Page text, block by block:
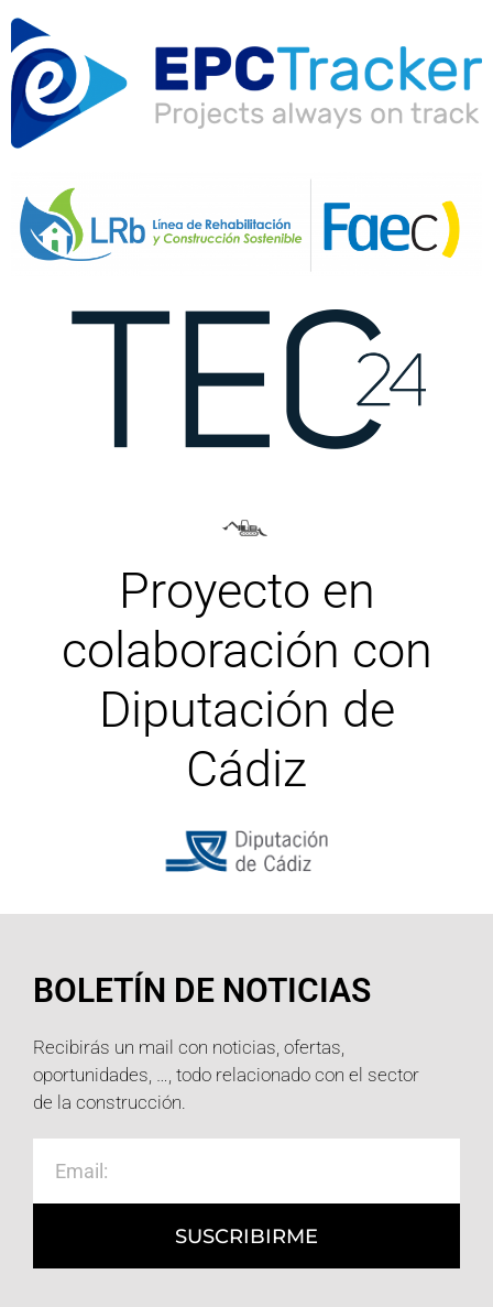
Proyecto en
colaboración con
Diputación de
Cádiz
BOLETÍN DE NOTICIAS
Recibirás un mail con noticias, ofertas,
oportunidades, …, todo relacionado con el sector
de la construcción.
SUSCRIBIRME